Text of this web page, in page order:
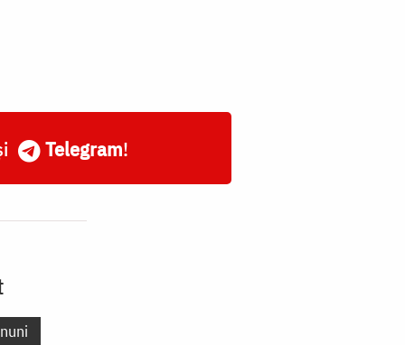
Telegram!